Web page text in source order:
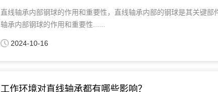
直线轴承内部钢球的作用和重要性，直线轴承内部的钢球是其关键
轴承内部钢球的作用和重要性......
2024-10-16
工作环境对直线轴承都有哪些影响？